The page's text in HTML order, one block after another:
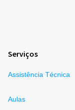
Serviços
Assistência Técnica
Aulas